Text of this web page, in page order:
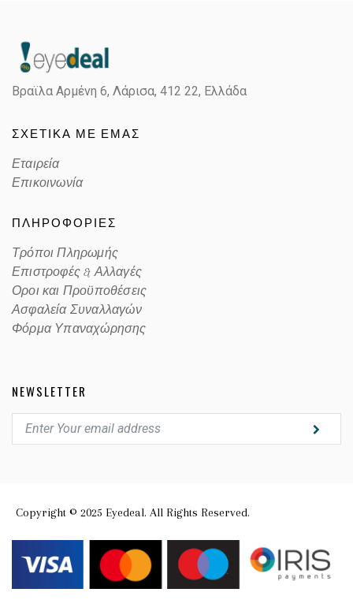
Color
Lens Color POLARIZED GRAY
Color code
Βραϊλα Αρμένη 6, Λάρισα, 412 22, Ελλάδα
ΣΧΕΤΙΚΑ ΜΕ ΕΜΑΣ
Εταιρεία
Επικοινωνία
ΠΛΗΡΟΦΟΡΙΕΣ
Τρόποι Πληρωμής
Επιστροφές & Αλλαγές
Οροι και Προϋποθέσεις
Ασφαλεία Συναλλαγών
Φόρμα Υπαναχώρησης
NEWSLETTER
Copyright © 2025 Eyedeal. All Rights Reserved.